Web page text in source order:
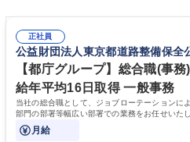
正社員
公益財団法人東京都道路整備保全
【都庁グループ】総合職(事
給年平均16日取得 一般事務
当社の総合職として、ジョブローテーションに
部門の部署等幅広い部署での業務をお任せいた
ております！ ※下記業務詳細
月給